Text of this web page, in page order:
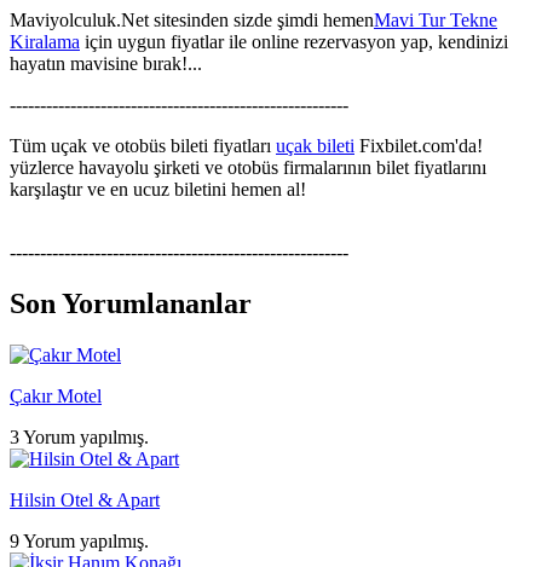
This page can't load Google Maps correctly.
Maviyolculuk.Net sitesinden sizde şimdi hemenMavi Tur Tekne
Kiralama için uygun fiyatlar ile online rezervasyon yap, kendinizi
hayatın mavisine bırak!...
--------------------------------------------------------
Tüm uçak ve otobüs bileti fiyatları uçak bileti Fixbilet.com'da!
yüzlerce havayolu şirketi ve otobüs firmalarının bilet fiyatlarını
karşılaştır ve en ucuz biletini hemen al!
--------------------------------------------------------
Son Yorumlananlar
Çakır Motel
3 Yorum yapılmış.
Hilsin Otel & Apart
9 Yorum yapılmış.